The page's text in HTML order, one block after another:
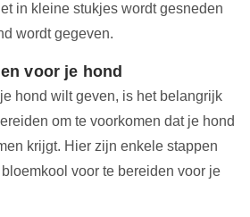
in kleine stukjes wordt gesneden
wordt gegeven.
voor je hond
hond wilt geven, is het belangrijk
om te voorkomen dat je hond
krijgt. Hier zijn enkele stappen
voor te bereiden voor je